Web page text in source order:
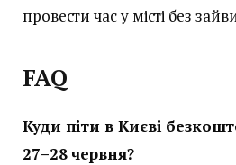
провести час у місті без
FAQ
Куди піти в Києві
27–28 червня?